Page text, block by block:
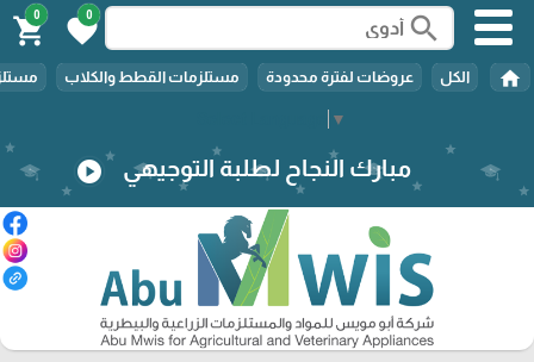
▼
search
0
favorite
0
shopping_cart
home الكل عروضات لفترة محدودة مستلزمات القطط والكلاب
مبارك النجاح لطلبة التوجيهي play_circle